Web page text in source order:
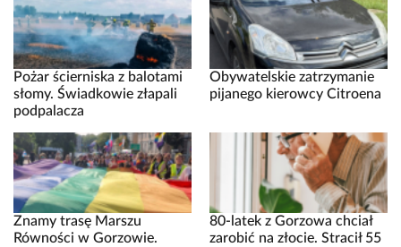
Pożar ścierniska z balotami
słomy. Świadkowie złapali
podpalacza
Obywatelskie zatrzymanie
pijanego kierowcy Citroena
Znamy trasę Marszu
Równości w Gorzowie.
80-latek z Gorzowa chciał
zarobić na złocie. Stracił 55